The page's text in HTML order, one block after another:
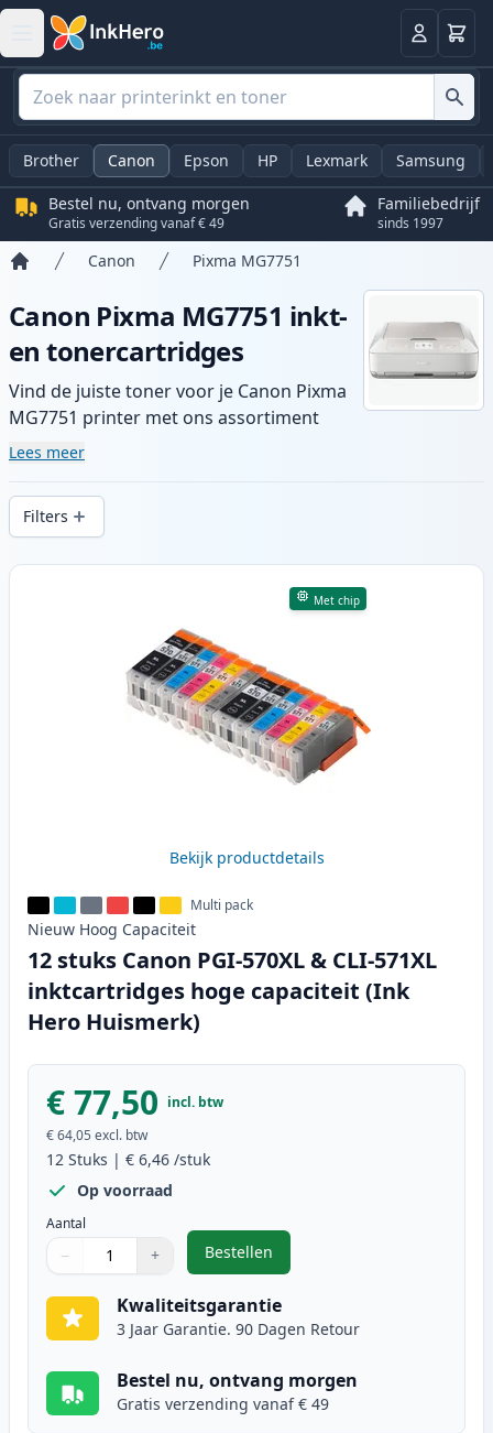
Log in
Brother Canon Epson HP Lexmark Samsung
Bestel nu, ontvang morgen
Gratis verzending vanaf € 49
Familiebedrijf
sinds 1997
Canon Pixma MG7751
Canon Pixma MG7751 inkt-
en tonercartridges
Vind de juiste toner voor je Canon Pixma
MG7751 printer met ons assortiment
compatibele en high-yield cartridges.
snelle levering vanuit lokale voorraad in .
Lees meer
Filters
Producten
Met chip
Bekijk productdetails
Multi pack
Nieuw Hoog Capaciteit
12 stuks Canon PGI-570XL & CLI-571XL
inktcartridges hoge capaciteit (Ink
Hero Huismerk)
€ 77,50 incl. btw
€ 64,05 excl. btw
12 Stuks | € 6,46 /stuk
Op voorraad
Aantal
Gebruik de knoppen om aan te passen
− +
1
Bestellen
,12 stuks Canon PGI-570XL &
Kwaliteitsgarantie
3 Jaar Garantie. 90 Dagen Retour
Bestel nu, ontvang morgen
Gratis verzending vanaf € 49